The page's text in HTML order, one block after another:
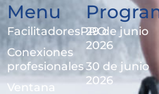
Menu
FacilitadoresPRO
Conexiones
profesionales
Ventana
29 de junio
2026
30 de junio
2026